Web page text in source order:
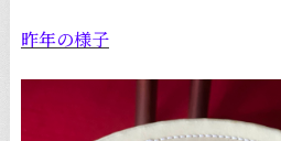
昨年の様子